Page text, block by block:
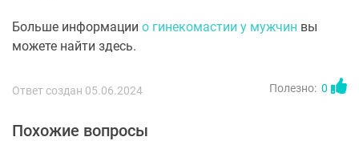
Больше информации о гинекомастии у мужчин вы
можете найти здесь.
Ответ создан 05.06.2024 Полезно: 0
Похожие вопросы